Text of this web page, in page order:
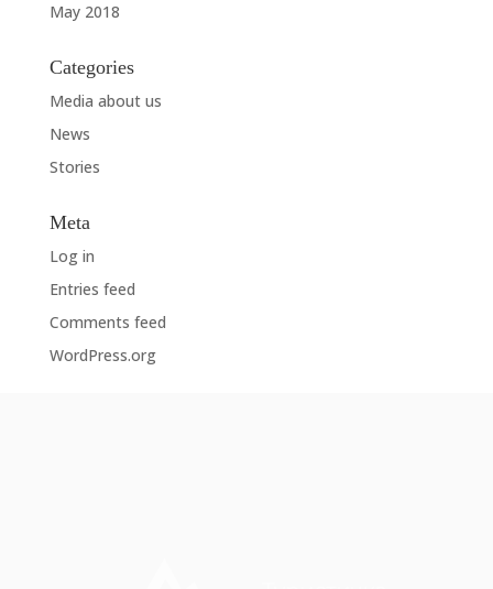
May 2018
Categories
Media about us
News
Stories
Meta
Log in
Entries feed
Comments feed
WordPress.org